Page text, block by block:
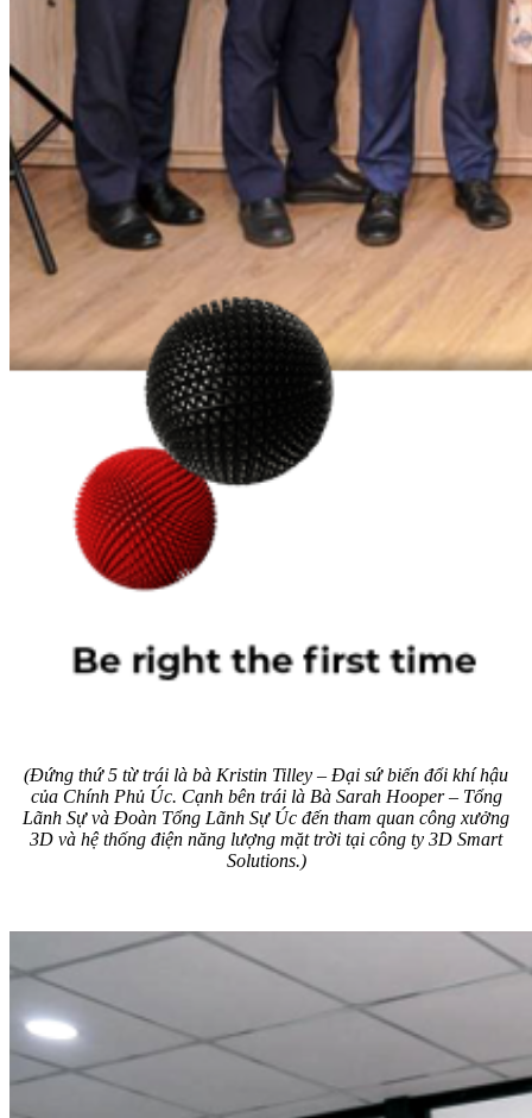
(Đứng thứ 5 từ trái là bà Kristin Tilley – Đại sứ biến đổi khí hậu
của Chính Phủ Úc. Cạnh bên trái là Bà Sarah Hooper – Tổng
Lãnh Sự và Đoàn Tổng Lãnh Sự Úc đến tham quan công xưởng
3D và hệ thống điện năng lượng mặt trời tại công ty 3D Smart
Solutions.)